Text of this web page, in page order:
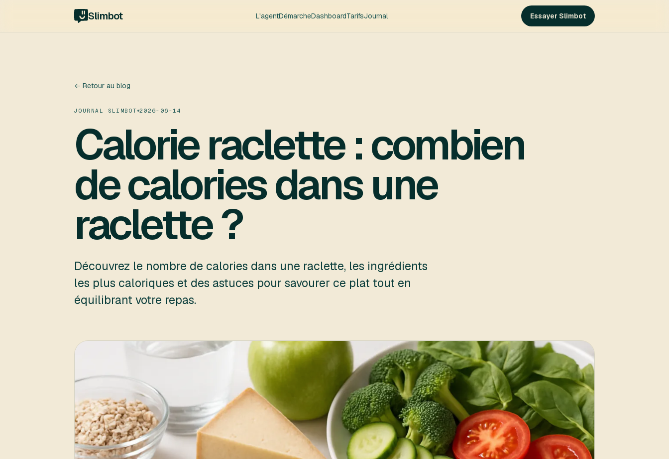
Slimbot L'agentDémarcheDashboardTarifsJournal Essayer Slimbot
← Retour au blog
JOURNAL SLIMBOT 2026-06-14
Calorie raclette : combien
de calories dans une
raclette ?
Découvrez le nombre de calories dans une raclette, les ingrédients
les plus caloriques et des astuces pour savourer ce plat tout en
équilibrant votre repas.